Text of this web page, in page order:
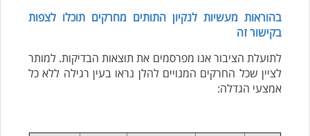
בהוראות מעשיות לנקיון התותים מחרקים תוכלו לצפות
בקישור זה
לתועלת הציבור אנו מפרסמים את תוצאות הבדיקות. למותר
לציין שכל החרקים המנויים להלן נראו בעין רגילה ללא כל
אמצעי הגדלה: